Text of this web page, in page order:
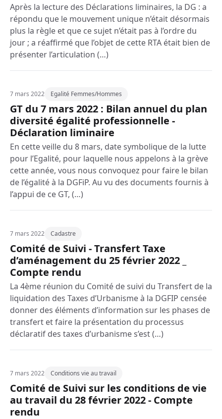
Après la lecture des Déclarations liminaires, la DG : a
répondu que le mouvement unique n’était désormais
plus la règle et que ce sujet n’était pas à l’ordre du
jour ; a réaffirmé que l’objet de cette RTA était bien de
présenter l’articulation (…)
7 mars 2022 Egalité Femmes/Hommes
GT du 7 mars 2022 : Bilan annuel du plan
diversité égalité professionnelle -
Déclaration liminaire
En cette veille du 8 mars, date symbolique de la lutte
pour l’Egalité, pour laquelle nous appelons à la grève
cette année, vous nous convoquez pour faire le bilan
de l’égalité à la DGFiP. Au vu des documents fournis à
l’appui de ce GT, (…)
7 mars 2022 Cadastre
Comité de Suivi - Transfert Taxe
d’aménagement du 25 février 2022 _
Compte rendu
La 4ème réunion du Comité de suivi du Transfert de la
liquidation des Taxes d’Urbanisme à la DGFIP censée
donner des éléments d’information sur les phases de
transfert et faire la présentation du processus
déclaratif des taxes d’urbanisme s’est (…)
7 mars 2022 Conditions vie au travail
Comité de Suivi sur les conditions de vie
au travail du 28 février 2022 - Compte
rendu